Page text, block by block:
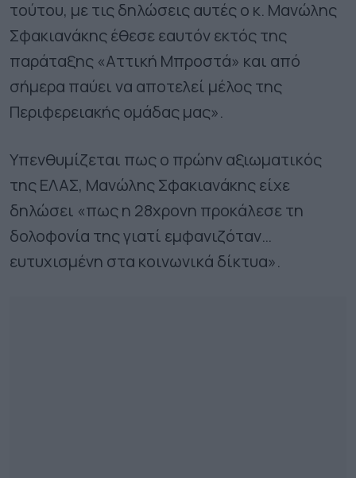
τούτου, με τις δηλώσεις αυτές ο κ. Μανώλης
Σφακιανάκης έθεσε εαυτόν εκτός της
παράταξης «Αττική Μπροστά» και από
σήμερα παύει να αποτελεί μέλος της
Περιφερειακής ομάδας μας».
Υπενθυμίζεται πως ο πρώην αξιωματικός
της ΕΛΑΣ, Μανώλης Σφακιανάκης είχε
δηλώσει «πως η 28χρονη προκάλεσε τη
δολοφονία της γιατί εμφανιζόταν…
ευτυχισμένη στα κοινωνικά δίκτυα».